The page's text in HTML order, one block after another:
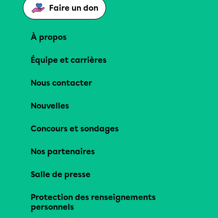
Faire un don
À propos
Équipe et carrières
Nous contacter
Nouvelles
Concours et sondages
Nos partenaires
Salle de presse
Protection des renseignements
personnels